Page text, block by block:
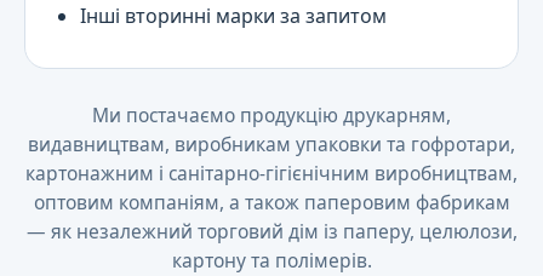
Інші вторинні марки за запитом
Ми постачаємо продукцію друкарням,
видавництвам, виробникам упаковки та гофротари,
картонажним і санітарно-гігієнічним виробництвам,
оптовим компаніям, а також паперовим фабрикам
— як незалежний торговий дім із паперу, целюлози,
картону та полімерів.